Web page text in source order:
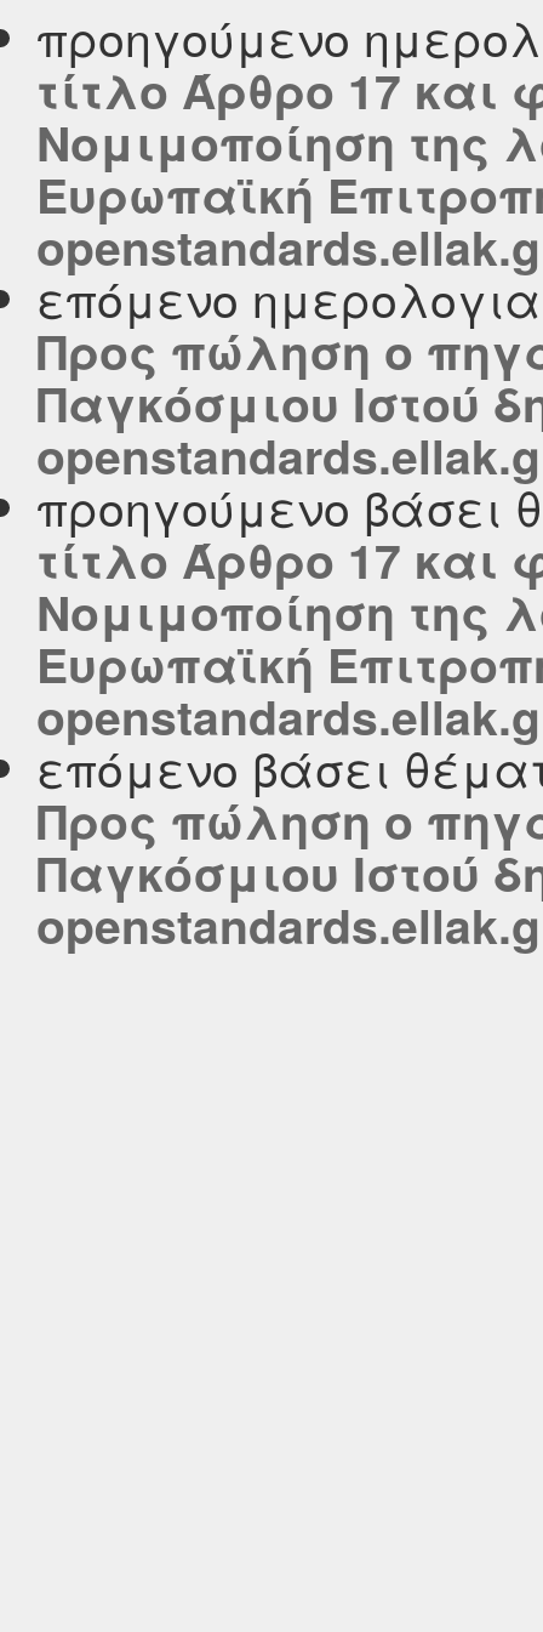
προηγούμενο
τίτλο Άρθρο 17 και
Νομιμοποίηση της
Ευρωπαϊκή
επόμενο
Προς πώληση ο
Παγκόσμιου Ιστού
προηγούμενο βάσει
τίτλο Άρθρο 17 και
Νομιμοποίηση της
Ευρωπαϊκή
επόμενο βάσει
Προς πώληση ο
Παγκόσμιου Ιστού